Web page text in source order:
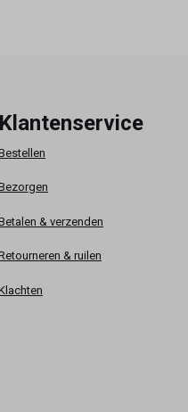
Klantenservice
& verzenden
& ruilen